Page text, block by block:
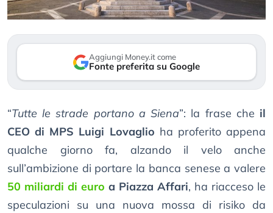
Aggiungi Money.it come
Fonte preferita su Google
“Tutte le strade portano a Siena”: la frase che il
CEO di MPS Luigi Lovaglio ha proferito appena
qualche giorno fa, alzando il velo anche
sull’ambizione di portare la banca senese a valere
50 miliardi di euro a Piazza Affari, ha riacceso le
speculazioni su una nuova mossa di risiko da